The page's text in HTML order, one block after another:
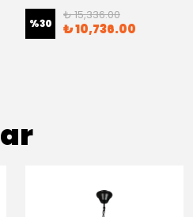
%30
₺ 15,336.00
₺ 10,736.00